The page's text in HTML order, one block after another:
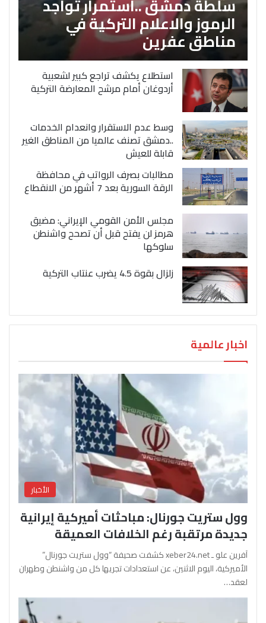
الرموز والاعلام التركية في
مناطق عفرين
استطلاع يكشف تراجع كبير لشعبية
أردوغان أمام مرشح المعارضة التركية
وسط عدم الاستقرار وانعدام الخدمات
..دمشق تصنف عالميا من المناطق الغير
قابلة للعيش
مطالبات بصرف الرواتب في محافظة
الرقة السورية بعد 7 أشهر من الانقطاع
مجلس الأمن القومي الإيراني: مضيق
هرمز لن يفتح قبل أن تصحح واشنطن
سلوكها
زلزال بقوة 4.5 يضرب عنتاب التركية
اخبار عالمية
الأخبار
وول ستريت جورنال: مباحثات أميركية إيرانية
جديدة مرتقبة رغم الخلافات العميقة
آفرين علو ـ xeber24.net كشفت صحيفة “وول ستريت جورنال”
الأميركية، اليوم الاثنين، عن استعدادات تجريها كل من واشنطن وطهران
لعقد…